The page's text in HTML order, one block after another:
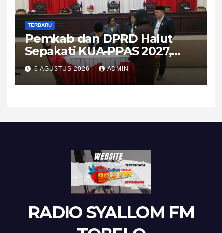
TERBARU
Pemkab dan DPRD Halut
Sepakati KUA-PPAS 2027,
APBD Diproyeksikan Tembus
Rp1,08 Triliun
6 AGUSTUS 2026 ADMIN
RADIO SYALLOM FM